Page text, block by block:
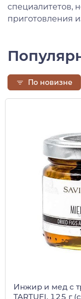
специалитетов,
приготовления
По новизне
Инжир и мед с
TARTUFI, 125 г